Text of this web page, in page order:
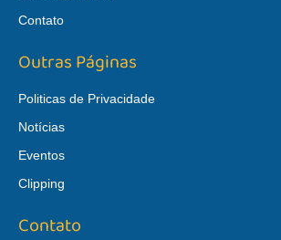
Contato
Outras Páginas
Politicas de Privacidade
Notícias
Eventos
Clipping
Contato